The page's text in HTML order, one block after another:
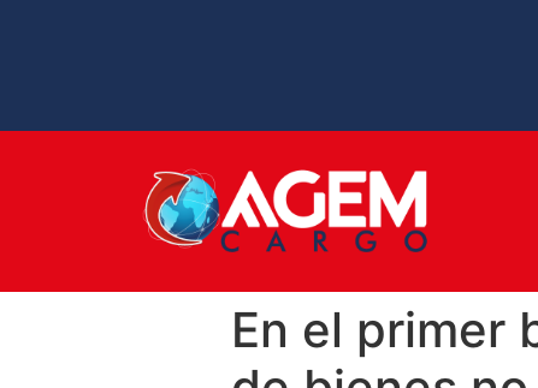
En el primer